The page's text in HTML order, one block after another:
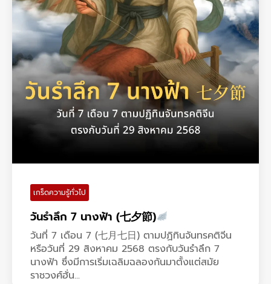
เกร็ดความรู้ทั่วไป
วันรำลึก 7 นางฟ้า (七夕節)
วันที่ 7 เดือน 7 (七月七日) ตามปฏิทินจันทรคติจีน
หรือวันที่ 29 สิงหาคม 2568 ตรงกับวันรำลึก 7
นางฟ้า ซึ่งมีการเริ่มเฉลิมฉลองกันมาตั้งแต่สมัย
ราชวงศ์ฮั่น...